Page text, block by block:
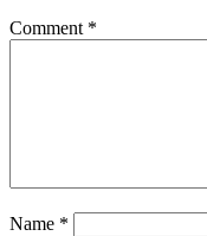
Comment *
Name *